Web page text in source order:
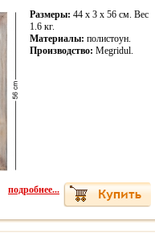
Размеры: 44 x 3 x 56 см. Вес
1.6 кг.
Материалы: полистоун.
Производство: Megridul.
подробнее...